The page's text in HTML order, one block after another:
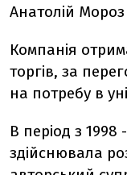
Анатолій
Компанія
торгів, за
на потребу в
В період з 1998
здійснювала